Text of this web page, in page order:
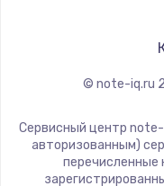
© note-iq.ru
Сервисный центр note-
авторизованным)
перечисленные